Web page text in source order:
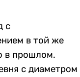
с
в той же
в прошлом.
с диаметром